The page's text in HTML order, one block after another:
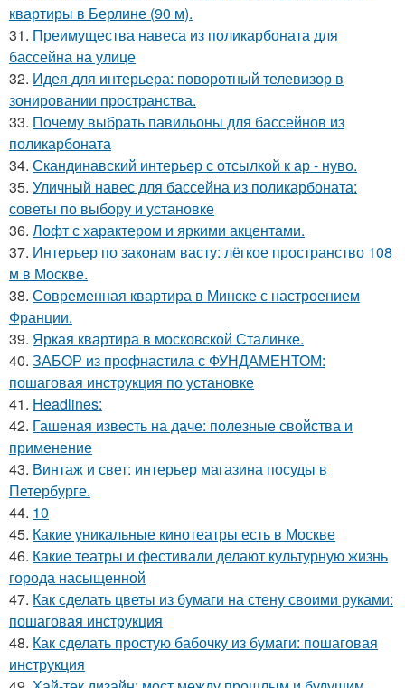
квартиры в Берлине (90 м).
31. Преимущества навеса из поликарбоната для
бассейна на улице
32. Идея для интерьера: поворотный телевизор в
зонировании пространства.
33. Почему выбрать павильоны для бассейнов из
поликарбоната
34. Скандинавский интерьер с отсылкой к ар - нуво.
35. Уличный навес для бассейна из поликарбоната:
советы по выбору и установке
36. Лофт с характером и яркими акцентами.
37. Интерьер по законам васту: лёгкое пространство 108
м в Москве.
38. Современная квартира в Минске с настроением
Франции.
39. Яркая квартира в московской Сталинке.
40. ЗАБОР из профнастила с ФУНДАМЕНТОМ:
пошаговая инструкция по установке
41. Headlines:
42. Гашеная известь на даче: полезные свойства и
применение
43. Винтаж и свет: интерьер магазина посуды в
Петербурге.
44. 10
45. Какие уникальные кинотеатры есть в Москве
46. Какие театры и фестивали делают культурную жизнь
города насыщенной
47. Как сделать цветы из бумаги на стену своими руками:
пошаговая инструкция
48. Как сделать простую бабочку из бумаги: пошаговая
инструкция